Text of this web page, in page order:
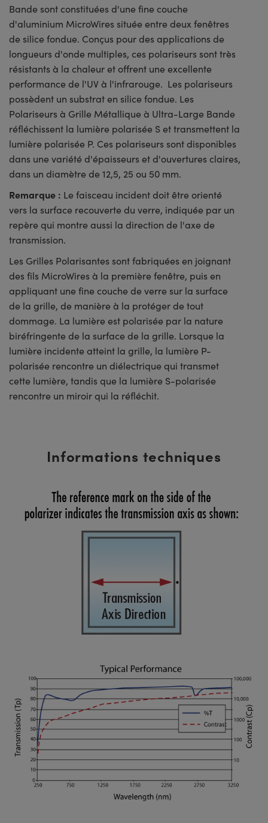
Bande sont constituées d'une fine couche
d'aluminium MicroWires située entre deux fenêtres
de silice fondue. Conçus pour des applications de
longueurs d'onde multiples, ces polariseurs sont très
résistants à la chaleur et offrent une excellente
performance de l'UV à l'infrarouge. Les polariseurs
possèdent un substrat en silice fondue. Les
Polariseurs à Grille Métallique à Ultra-Large Bande
réfléchissent la lumière polarisée S et transmettent la
lumière polarisée P. Ces polariseurs sont disponibles
dans une variété d'épaisseurs et d'ouvertures claires,
dans un diamètre de 12,5, 25 ou 50 mm.
Remarque : Le faisceau incident doit être orienté
vers la surface recouverte du verre, indiquée par un
repère qui montre aussi la direction de l'axe de
transmission.
Les Grilles Polarisantes sont fabriquées en joignant
des fils MicroWires à la première fenêtre, puis en
appliquant une fine couche de verre sur la surface
de la grille, de manière à la protéger de tout
dommage. La lumière est polarisée par la nature
biréfringente de la surface de la grille. Lorsque la
lumière incidente atteint la grille, la lumière P-
polarisée rencontre un diélectrique qui transmet
cette lumière, tandis que la lumière S-polarisée
rencontre un miroir qui la réfléchit.
Informations techniques